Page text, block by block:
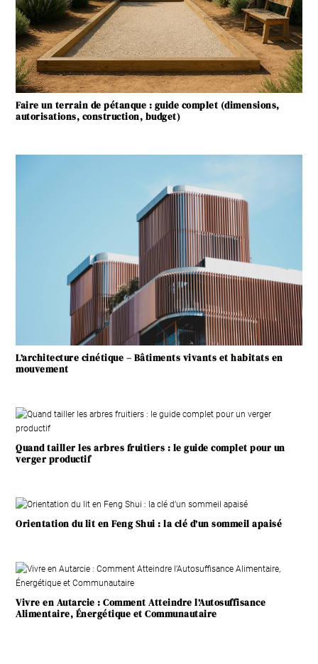
Faire un terrain de pétanque : guide complet (dimensions,
autorisations, construction, budget)
L’architecture cinétique – Bâtiments vivants et habitats en
mouvement
Quand tailler les arbres fruitiers : le guide complet pour un
verger productif
Orientation du lit en Feng Shui : la clé d’un sommeil apaisé
Vivre en Autarcie : Comment Atteindre l’Autosuffisance
Alimentaire, Énergétique et Communautaire